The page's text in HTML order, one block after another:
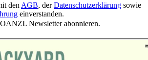
den AGB, derDatenschutzerklärung sowie
einverstanden.
Newsletter abonnieren.